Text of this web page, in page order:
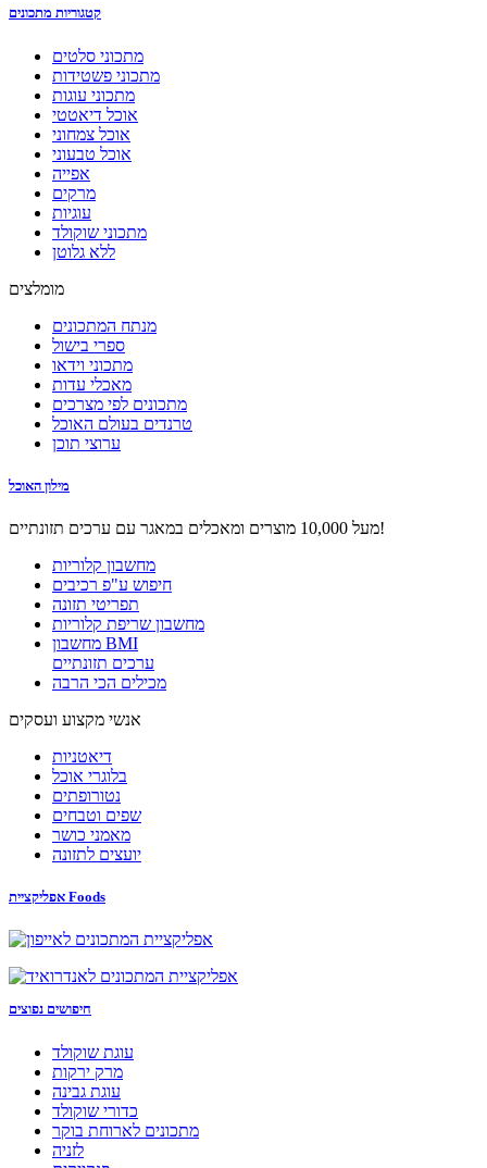
קטגוריות מתכונים
מתכוני סלטים
מתכוני פשטידות
מתכוני עוגות
אוכל דיאטטי
אוכל צמחוני
אוכל טבעוני
אפייה
מרקים
עוגיות
מתכוני שוקולד
ללא גלוטן
מומלצים
מנתח המתכונים
ספרי בישול
מתכוני וידאו
מאכלי עדות
מתכונים לפי מצרכים
טרנדים בעולם האוכל
ערוצי תוכן
מילון האוכל
מעל 10,000 מוצרים ומאכלים במאגר עם ערכים תזונתיים!
מחשבון קלוריות
חיפוש ע"פ רכיבים
תפריטי תזונה
מחשבון שריפת קלוריות
מחשבון BMI
ערכים תזונתיים
מכילים הכי הרבה
אנשי מקצוע ועסקים
דיאטניות
בלוגרי אוכל
נטורופתים
שפים וטבחים
מאמני כושר
יועצים לתזונה
אפליקציית Foods
חיפושים נפוצים
עוגת שוקולד
מרק ירקות
עוגת גבינה
כדורי שוקולד
מתכונים לארוחת בוקר
לזניה